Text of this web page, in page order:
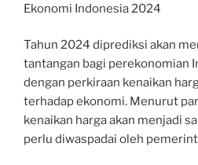
Ekonomi Indonesia 2024
Tahun 2024 diprediksi akan
tantangan bagi perekonomian
dengan perkiraan kenaikan
terhadap ekonomi. Menurut
kenaikan harga akan menjadi
perlu diwaspadai oleh